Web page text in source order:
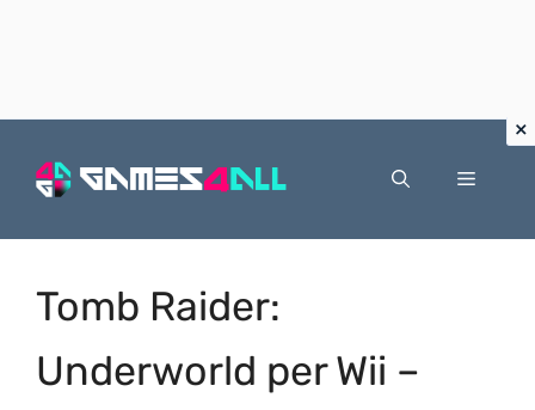
Menu
Tomb Raider:
Underworld per Wii –